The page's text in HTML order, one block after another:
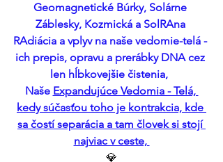
Geomagnetické Búrky, Solárne
Záblesky, Kozmická a SolRAna
RAdiácia a vplyv na naše vedomie-telá -
ich prepis, opravu a prerábky DNA cez
len hĺbkovejšie čistenia,
Naše Expandujúce Vedomia - Telá,
kedy súčasťou toho je kontrakcia, kde
sa čostí separácia a tam človek si stojí
najviac v ceste,
💎